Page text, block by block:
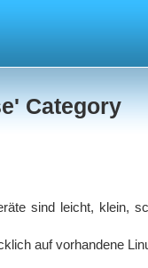
Category
sind leicht, klein,
auf vorhandene